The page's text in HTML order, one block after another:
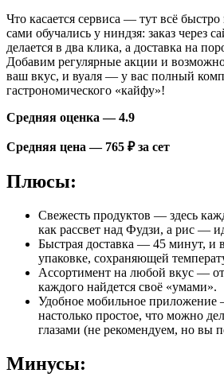
Что касается сервиса — тут всё
сами обучались у ниндзя: заказ через
делается в два клика, а доставка на
Добавим регулярные акции и
ваш вкус, и вуаля — у вас полный
гастрономического «кайфу»!
Средняя оценка — 4.9
Средняя цена — 765 ₽ за сет
Плюсы:
Свежесть продуктов — здесь
как рассвет над Фудзи, а рис —
Быстрая доставка — 45 минут, и
упаковке, сохраняющей
Ассортимент на любой вкус —
каждого найдется своё «умами».
Удобное мобильное приложение
настолько простое, что можно
глазами (не рекомендуем, но вы
Минусы: